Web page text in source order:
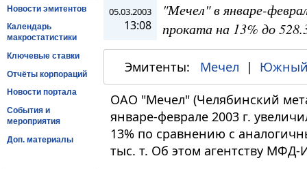
Новости эмитентов
Календарь
макростатистики
Ключевые ставки
Отчёты корпораций
Новости портала
События и
мероприятия
Доп. материалы
05.03.2003
13:08
"Мечел" в январе-
проката на 13% до
Эмитенты: Мечел | Южный
ОАО "Мечел" (Челябинский
январе-феврале 2003 г.
13% по сравнению с
тыс. т. Об этом агентству